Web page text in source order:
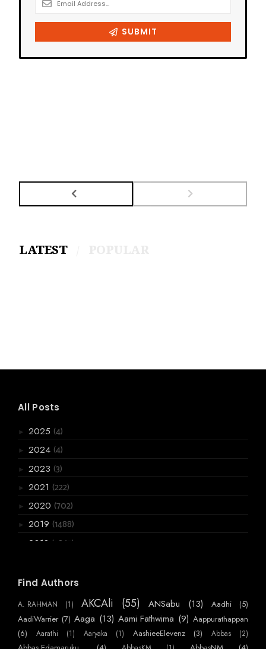
LATEST
All Posts
► 2025 (4)
► 2024 (4)
► 2023 (3)
► 2021 (222)
► 2020 (702)
► 2019 (1488)
2018 (3867)
► November
(199)
► September(361)
▼August(275)
Find Authors
A. RAHMAN (1) AKCAli (55) ANSabu (13) Aadhi
(5)
AadiWarrier (7) Aaga (13) Aami Fathwima (9) Aappurathappan
(6)
Aarathi (1) Aaryaka (1) AashieeElevenz (3) Abbas (2)